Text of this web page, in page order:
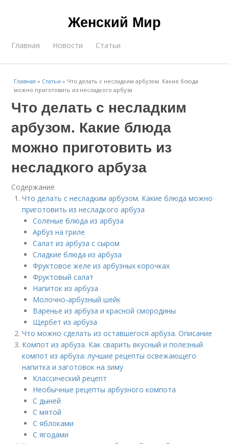
Женский Мир
Главная Новости Статьи
Главная » Статьи » Что делать с несладким арбузом. Какие блюда
можно приготовить из несладкого арбуза
Что делать с несладким
арбузом. Какие блюда
можно приготовить из
несладкого арбуза
Содержание
Что делать с несладким арбузом. Какие блюда можно
приготовить из несладкого арбуза
Солёные блюда из арбуза
Арбуз на гриле
Салат из арбуза с сыром
Сладкие блюда из арбуза
Фруктовое желе из арбузных корочках
Фруктовый салат
Напиток из арбуза
Молочно-арбузный шейк
Варенье из арбуза и красной смородины
Щербет из арбуза
Что можно сделать из оставшегося арбуза. Описание
Компот из арбуза. Как сварить вкусный и полезный
компот из арбуза: лучшие рецепты освежающего
напитка и заготовок на зиму
Классический рецепт
Необычные рецепты арбузного компота
С дыней
С мятой
С яблоками
С ягодами